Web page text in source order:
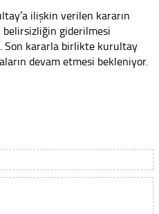
ilişkin verilen kararın
giderilmesi
Son kararla birlikte kurultay
devam etmesi bekleniyor.